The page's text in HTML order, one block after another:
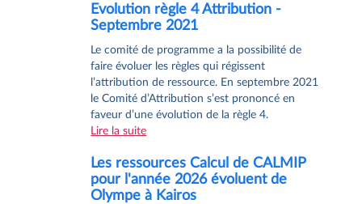
Evolution règle 4 Attribution -
Septembre 2021
Le comité de programme a la possibilité de
faire évoluer les règles qui régissent
l’attribution de ressource. En septembre 2021
le Comité d’Attribution s’est prononcé en
faveur d’une évolution de la règle 4.
Lire la suite
Les ressources Calcul de CALMIP
pour l'année 2026 évoluent de
Olympe à Kairos